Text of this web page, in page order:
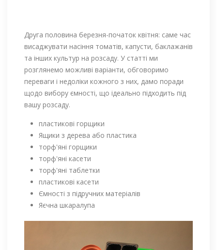
Друга половина березня-початок квітня: саме час
висаджувати насіння томатів, капусти, баклажанів
та інших культур на розсаду. У статті ми
розглянемо можливі варіанти, обговоримо
переваги і недоліки кожного з них, дамо поради
щодо вибору ємності, що ідеально підходить під
вашу розсаду.
пластикові горщики
Ящики з дерева або пластика
торф'яні горщики
торф'яні касети
торф'яні таблетки
пластикові касети
Ємності з підручних матеріалів
Яєчна шкаралупа